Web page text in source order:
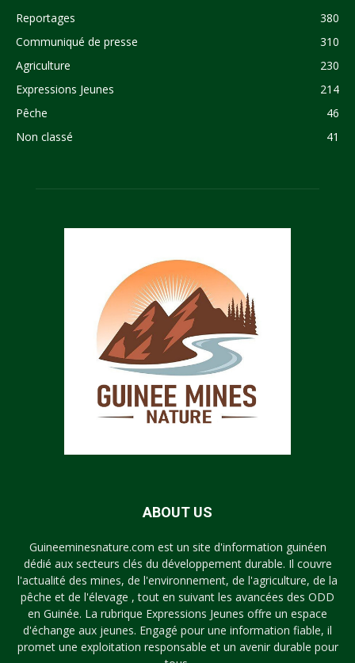
Reportages
380
Communiqué de presse
310
Agriculture
230
Expressions Jeunes
214
Pêche
46
Non classé
41
ABOUT US
Guineeminesnature.com est un site d'information guinéen
dédié aux secteurs clés du développement durable. Il couvre
l'actualité des mines, de l'environnement, de l'agriculture, de la
pêche et de l'élevage , tout en suivant les avancées des ODD
en Guinée. La rubrique Expressions Jeunes offre un espace
d'échange aux jeunes. Engagé pour une information fiable, il
promet une exploitation responsable et un avenir durable pour